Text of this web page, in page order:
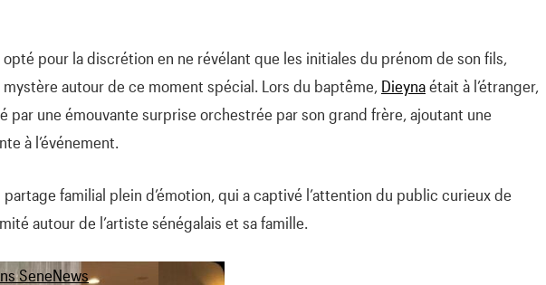
opté pour la discrétion en ne révélant que les initiales du prénom de son fils,
autour de ce moment spécial. Lors du baptême, Dieynaétait à l’étranger,
par une émouvante surprise orchestrée par son grand frère, ajoutant une
à l’événement.
familial plein d’émotion, qui a captivé l’attention du public curieux de
autour de l’artiste sénégalais et sa famille.